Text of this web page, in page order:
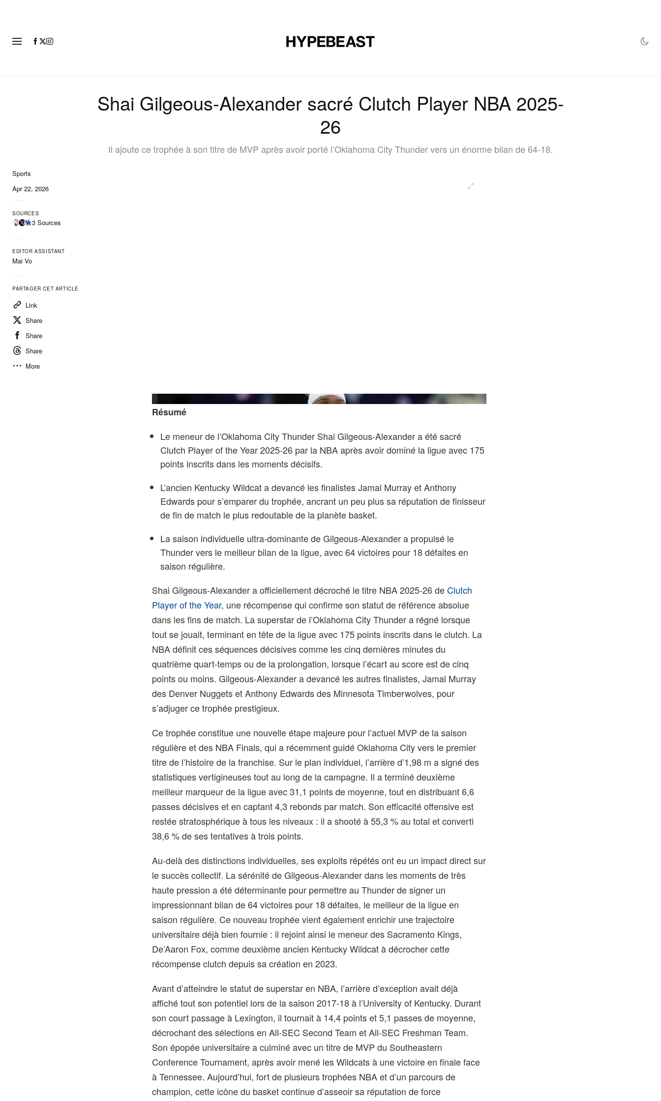
Shai Gilgeous-Alexander sacré Clutch Player NBA 2025-
26
Il ajoute ce trophée à son titre de MVP après avoir porté l’Oklahoma City Thunder vers un énorme bilan de 64-18.
Sports
Apr 22, 2026
SOURCES
3 Sources
EDITOR ASSISTANT
Mai Vo
PARTAGER CET ARTICLE
Link
Share
Share
Share
More
Ryan Sun/Getty Images
Résumé
Le meneur de l’Oklahoma City Thunder Shai Gilgeous-Alexander a été sacré
Clutch Player of the Year 2025-26 par la NBA après avoir dominé la ligue avec 175
points inscrits dans les moments décisifs.
L’ancien Kentucky Wildcat a devancé les finalistes Jamal Murray et Anthony
Edwards pour s’emparer du trophée, ancrant un peu plus sa réputation de finisseur
de fin de match le plus redoutable de la planète basket.
La saison individuelle ultra-dominante de Gilgeous-Alexander a propulsé le
Thunder vers le meilleur bilan de la ligue, avec 64 victoires pour 18 défaites en
saison régulière.
Shai Gilgeous-Alexander a officiellement décroché le titre NBA 2025-26 deClutch
Player of the Year, une récompense qui confirme son statut de référence absolue
dans les fins de match. La superstar de l’Oklahoma City Thunder a régné lorsque
tout se jouait, terminant en tête de la ligue avec 175 points inscrits dans le clutch. La
NBA définit ces séquences décisives comme les cinq dernières minutes du
quatrième quart-temps ou de la prolongation, lorsque l’écart au score est de cinq
points ou moins. Gilgeous-Alexander a devancé les autres finalistes, Jamal Murray
des Denver Nuggets et Anthony Edwards des Minnesota Timberwolves, pour
s’adjuger ce trophée prestigieux.
Ce trophée constitue une nouvelle étape majeure pour l’actuel MVP de la saison
régulière et des NBA Finals, qui a récemment guidé Oklahoma City vers le premier
titre de l’histoire de la franchise. Sur le plan individuel, l’arrière d’1,98 m a signé des
statistiques vertigineuses tout au long de la campagne. Il a terminé deuxième
meilleur marqueur de la ligue avec 31,1 points de moyenne, tout en distribuant 6,6
passes décisives et en captant 4,3 rebonds par match. Son efficacité offensive est
restée stratosphérique à tous les niveaux : il a shooté à 55,3 % au total et converti
38,6 % de ses tentatives à trois points.
Au-delà des distinctions individuelles, ses exploits répétés ont eu un impact direct sur
le succès collectif. La sérénité de Gilgeous-Alexander dans les moments de très
haute pression a été déterminante pour permettre au Thunder de signer un
impressionnant bilan de 64 victoires pour 18 défaites, le meilleur de la ligue en
saison régulière. Ce nouveau trophée vient également enrichir une trajectoire
universitaire déjà bien fournie : il rejoint ainsi le meneur des Sacramento Kings,
De’Aaron Fox, comme deuxième ancien Kentucky Wildcat à décrocher cette
récompense clutch depuis sa création en 2023.
Avant d’atteindre le statut de superstar en NBA, l’arrière d’exception avait déjà
affiché tout son potentiel lors de la saison 2017-18 à l’University of Kentucky. Durant
son court passage à Lexington, il tournait à 14,4 points et 5,1 passes de moyenne,
décrochant des sélections en All-SEC Second Team et All-SEC Freshman Team.
Son épopée universitaire a culminé avec un titre de MVP du Southeastern
Conference Tournament, après avoir mené les Wildcats à une victoire en finale face
à Tennessee. Aujourd’hui, fort de plusieurs trophées NBA et d’un parcours de
champion, cette icône du basket continue d’asseoir sa réputation de force